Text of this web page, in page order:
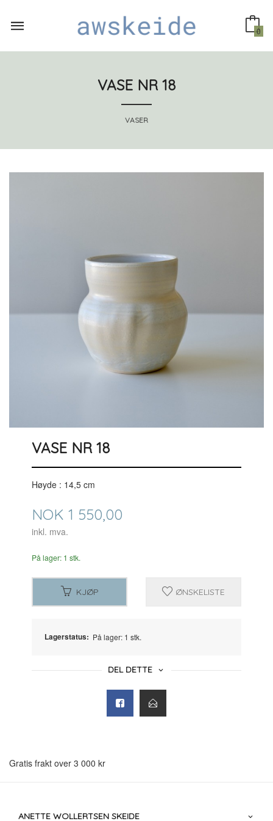
innholdet
0
VASE NR 18
VASER
VASE NR 18
Høyde : 14,5 cm
Pris
NOK 1 550,00
inkl. mva.
På lager: 1 stk.
KJØP ØNSKELISTE
Lagerstatus: På lager: 1 stk.
DEL DETTE
Gratis frakt over 3 000 kr
ANETTE WOLLERTSEN SKEIDE